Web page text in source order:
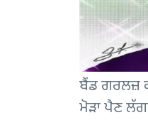
ਬੈਂਡ ਗਰਲਜ਼
ਮੋੜਾ ਪੈਣ